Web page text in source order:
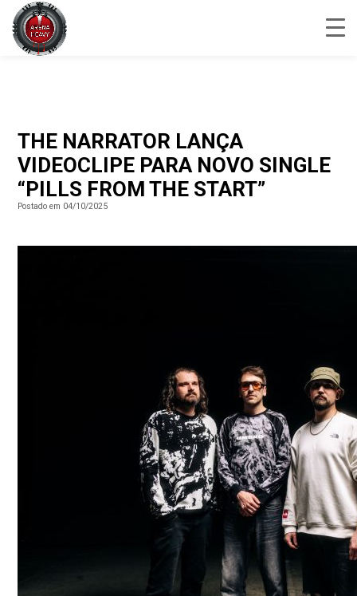
THE NARRATOR LANÇA
VIDEOCLIPE PARA NOVO SINGLE
“PILLS FROM THE START”
Postado em 04/10/2025